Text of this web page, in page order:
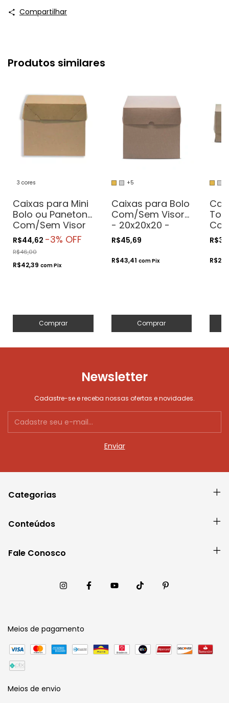
Compartilhar
Produtos similares
3 cores
Caixas para Mini
Bolo ou Panetone
Com/Sem Visor
- 20x20x15 -
Pratos de até
19cm
R$44,62 -3% OFF
R$46,00
R$42,39 comPix
Comprar
+5
Caixas para Bolo
Com/Sem Visor
- 20x20x20 -
Pratos de até
19cm
R$45,69
R$43,41 comPix
Comprar
-
Newsletter
Cadastre-se e receba nossas ofertas e novidades.
Categorias
Conteúdos
Fale Conosco
Meios de pagamento
Meios de envio